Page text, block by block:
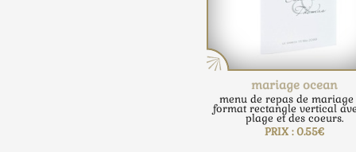
mariage ocean
menu de repas de mariage
format rectangle vertical
plage et des coeurs.
PRIX : 0.55€